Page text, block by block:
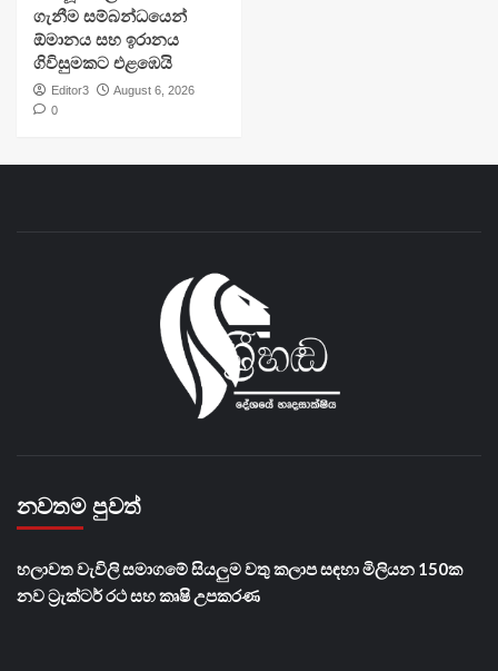
ගැනීම සම්බන්ධයෙන්
ඕමානය සහ ඉරානය
ගිවිසුමකට එළඹෙයි
Editor3
August 6, 2026
0
නවතම පුවත්
හලාවත වැවිලි සමාගමේ සියලුම වතු කලාප සඳහා මිලියන 150ක
නව ට්‍රැක්ටර් රථ සහ කෘෂි උපකරණ